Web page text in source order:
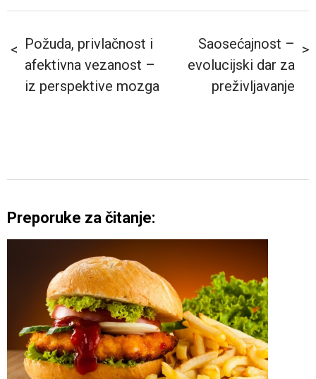
Požuda, privlačnost i
afektivna vezanost –
iz perspektive mozga
Saosećajnost –
evolucijski dar za
preživljavanje
Preporuke za čitanje: